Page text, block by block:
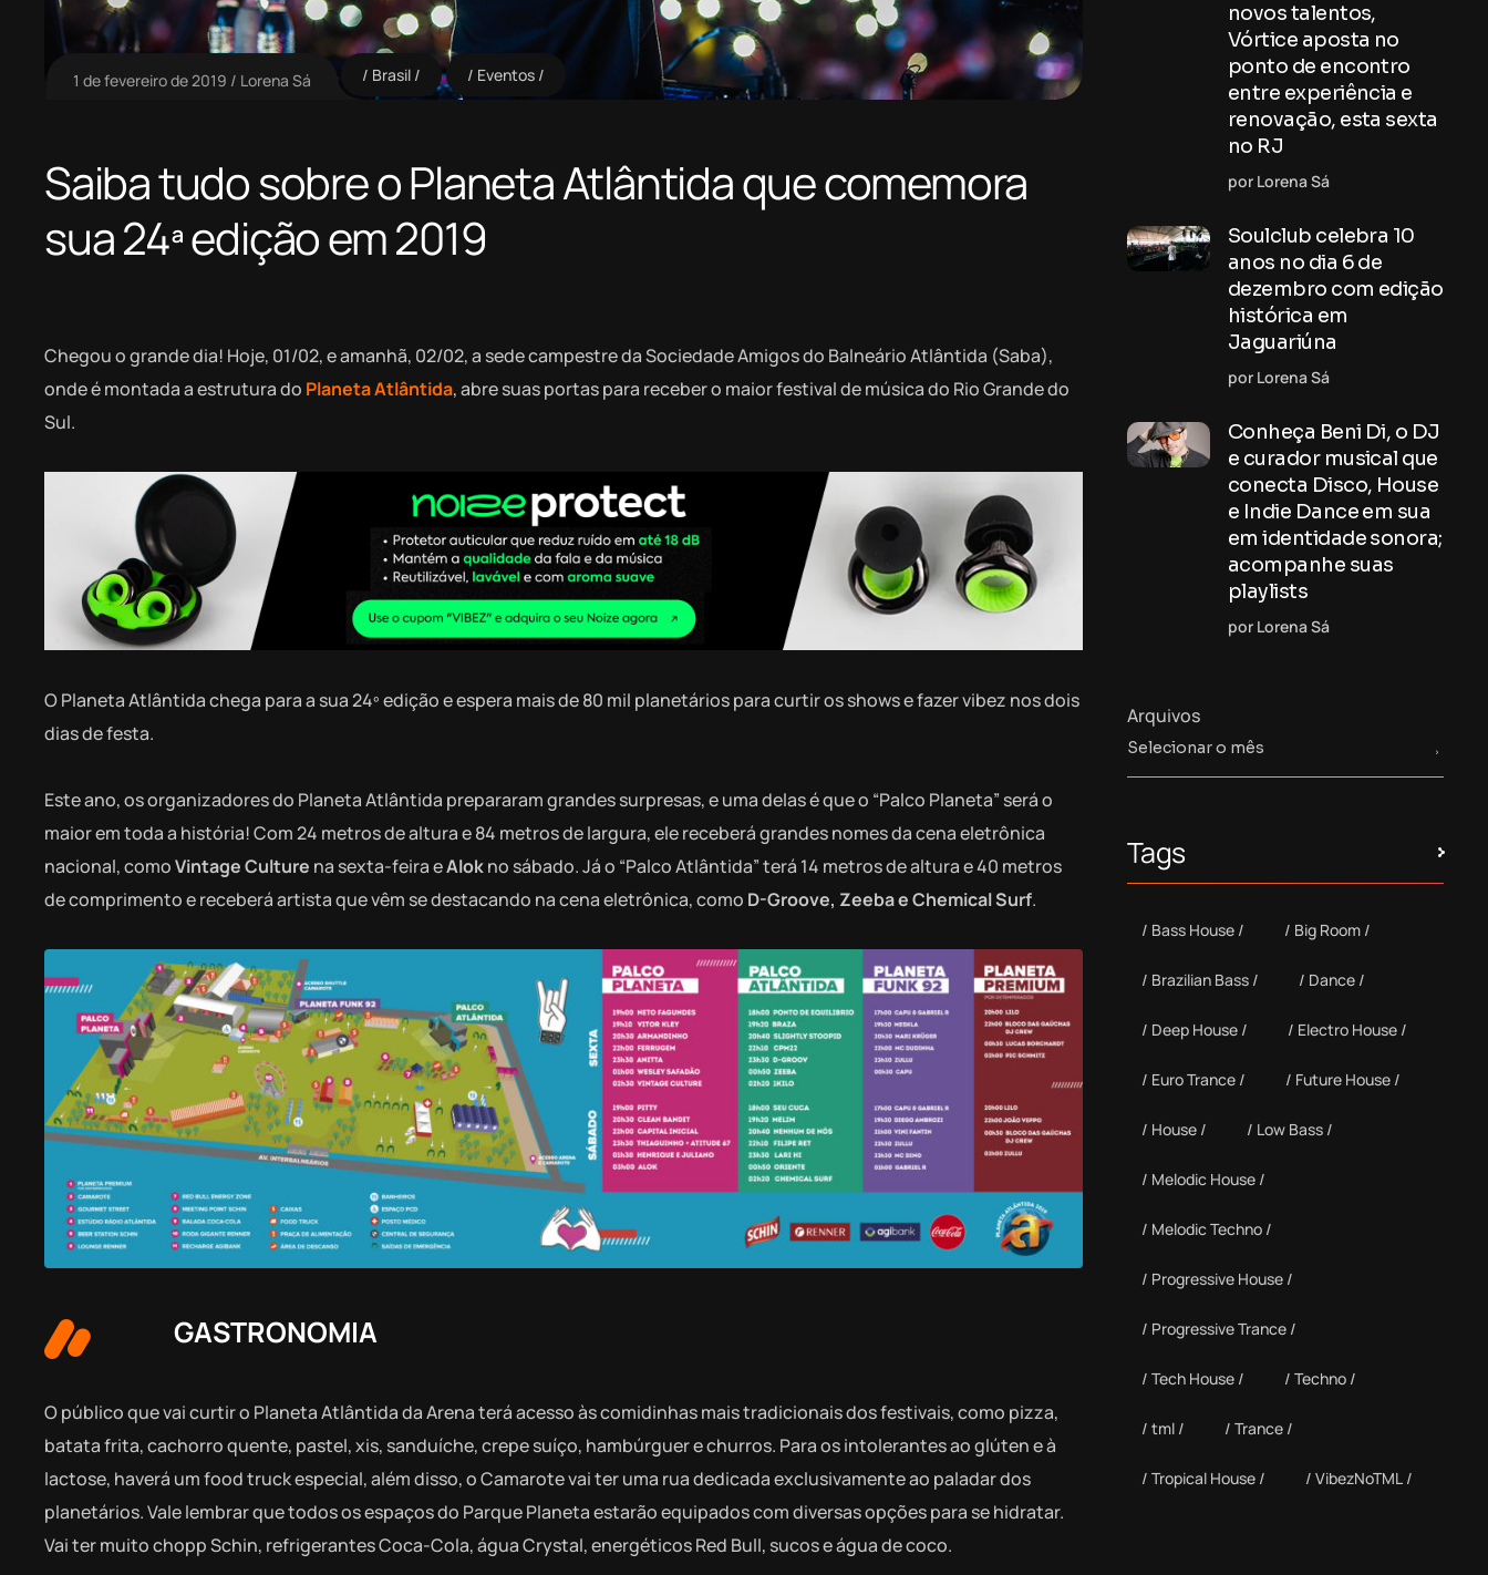
1 de fevereiro de 2019 Lorena Sá Brasil Eventos
Saiba tudo sobre o Planeta Atlântida que comemora
sua 24ª edição em 2019
Chegou o grande dia! Hoje, 01/02, e amanhã, 02/02, a sede campestre da Sociedade Amigos do Balneário Atlântida (Saba),
onde é montada a estrutura do Planeta Atlântida, abre suas portas para receber o maior festival de música do Rio Grande do
Sul.
O Planeta Atlântida chega para a sua 24º edição e espera mais de 80 mil planetários para curtir os shows e fazer vibez nos dois
dias de festa.
Este ano, os organizadores do Planeta Atlântida prepararam grandes surpresas, e uma delas é que o “Palco Planeta” será o
maior em toda a história! Com 24 metros de altura e 84 metros de largura, ele receberá grandes nomes da cena eletrônica
nacional, comoVintage Culture na sexta-feira eAlokno sábado. Já o “Palco Atlântida” terá 14 metros de altura e 40 metros
de comprimento e receberá artista que vêm se destacando na cena eletrônica, como D-Groove, Zeeba e Chemical Surf.
GASTRONOMIA
O público que vai curtir o Planeta Atlântida da Arena terá acesso às comidinhas mais tradicionais dos festivais, como pizza,
batata frita, cachorro quente, pastel, xis, sanduíche, crepe suíço, hambúrguer e churros. Para os intolerantes ao glúten e à
lactose, haverá um food truck especial, além disso, o Camarote vai ter uma rua dedicada exclusivamente ao paladar dos
planetários.Vale lembrar quetodos os espaços do Parque Planeta estarão equipados com diversas opções para se hidratar.
Vai ter muito chopp Schin, refrigerantes Coca-Cola, água Crystal, energéticos Red Bull, sucos e água de coco.
novos talentos,
Vórtice aposta no
ponto de encontro
entre experiência e
renovação, esta sexta
no RJ
por Lorena Sá
Soulclub celebra 10
anos no dia 6 de
dezembro com edição
histórica em
Jaguariúna
por Lorena Sá
Conheça Beni Di, o DJ
e curador musical que
conecta Disco, House
e Indie Dance em sua
em identidade sonora;
acompanhe suas
playlists
por Lorena Sá
Arquivos
Tags
Bass House Big Room
Brazilian Bass Dance
Deep House Electro House
Euro Trance Future House
House Low Bass
Melodic House
Melodic Techno
Progressive House
Progressive Trance
Tech House Techno
tml Trance
Tropical House VibezNoTML